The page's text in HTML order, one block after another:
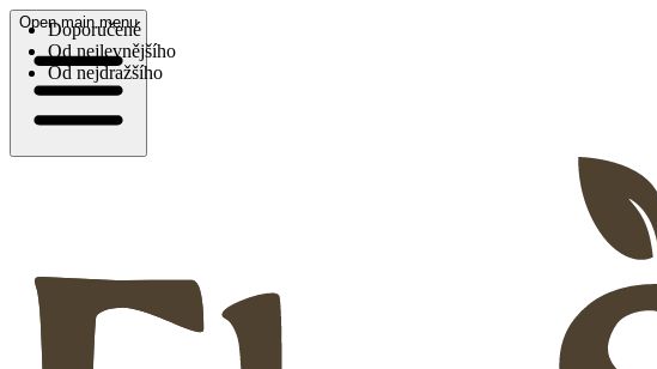
Open main menu
Doporučené
Od nejlevnějšího
Od nejdražšího